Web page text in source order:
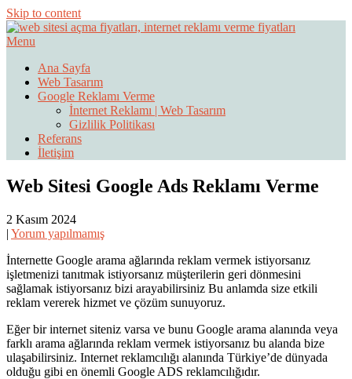
Skip to content
Web Sitesi Açma, İnternet Sitesi
Fiyatları
Menu
Ana Sayfa
Web Tasarım
Google Reklamı Verme
İnternet Reklamı | Web Tasarım
Gizlilik Politikası
Referans
İletişim
Web Sitesi Google Ads Reklamı Verme
2 Kasım 2024
| Yorum yapılmamış
İnternette Google arama ağlarında reklam vermek istiyorsanız
işletmenizi tanıtmak istiyorsanız müşterilerin geri dönmesini
sağlamak istiyorsanız bizi arayabilirsiniz Bu anlamda size etkili
reklam vererek hizmet ve çözüm sunuyoruz.
Eğer bir internet siteniz varsa ve bunu Google arama alanında veya
farklı arama ağlarında reklam vermek istiyorsanız bu alanda bize
ulaşabilirsiniz. Internet reklamcılığı alanında Türkiye’de dünyada
olduğu gibi en önemli Google ADS reklamcılığıdır.